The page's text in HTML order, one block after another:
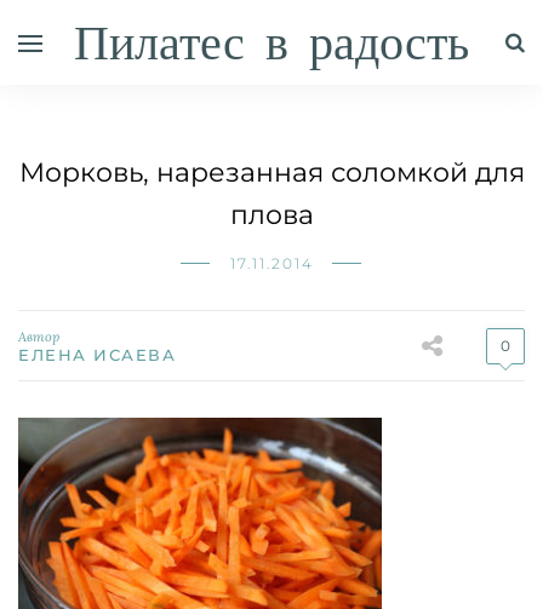
Пилатес в радость
Морковь, нарезанная соломкой для
плова
17.11.2014
Автор
ЕЛЕНА ИСАЕВА 0